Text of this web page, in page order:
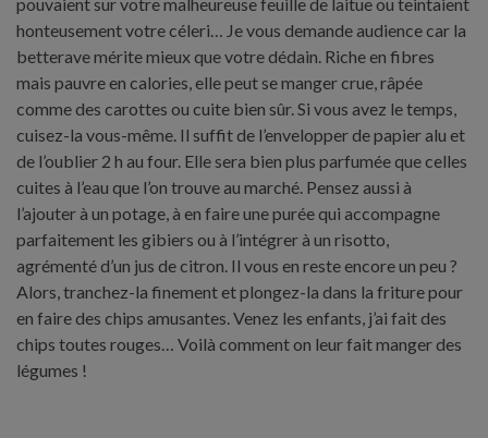
honteusement votre céleri… Je vous demande audience car la
betterave mérite mieux que votre dédain. Riche en fibres
mais pauvre en calories, elle peut se manger crue, râpée
comme des carottes ou cuite bien sûr. Si vous avez le temps,
cuisez-la vous-même. Il suffit de l’envelopper de papier alu et
de l’oublier 2 h au four. Elle sera bien plus parfumée que celles
cuites à l’eau que l’on trouve au marché. Pensez aussi à
l’ajouter à un potage, à en faire une purée qui accompagne
parfaitement les gibiers ou à l’intégrer à un risotto,
agrémenté d’un jus de citron. Il vous en reste encore un peu ?
Alors, tranchez-la finement et plongez-la dans la friture pour
en faire des chips amusantes. Venez les enfants, j’ai fait des
chips toutes rouges… Voilà comment on leur fait manger des
légumes !